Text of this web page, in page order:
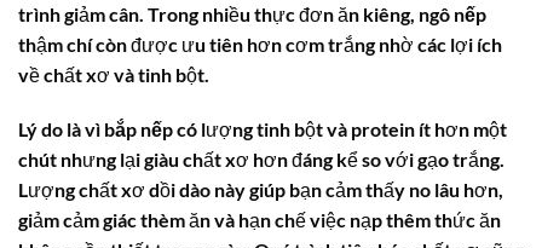
trình giảm cân. Trong nhiều thực đơn ăn kiêng, ngô nếp
thậm chí còn được ưu tiên hơn cơm trắng nhờ các lợi ích
về chất xơ và tinh bột.
Lý do là vì bắp nếpcó lượng tinh bột và protein ít hơn một
chút nhưng lại giàu chất xơ hơn đáng kể so với gạo trắng.
Lượng chất xơ dồi dào này giúp bạn cảm thấy no lâu hơn,
giảm cảm giác thèm ăn và hạn chế việc nạp thêm thức ăn